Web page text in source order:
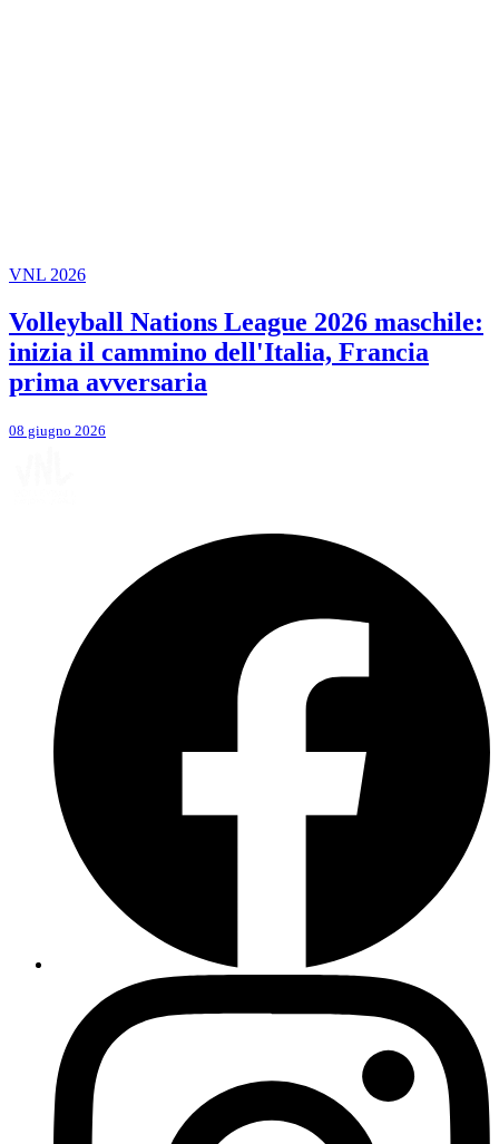
VNL 2026
Volleyball Nations League 2026 maschile:
inizia il cammino dell'Italia, Francia
prima avversaria
08 giugno 2026